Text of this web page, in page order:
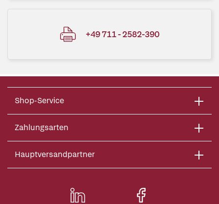
+49 711 - 2582-390
Shop-Service
Zahlungsarten
Hauptversandpartner